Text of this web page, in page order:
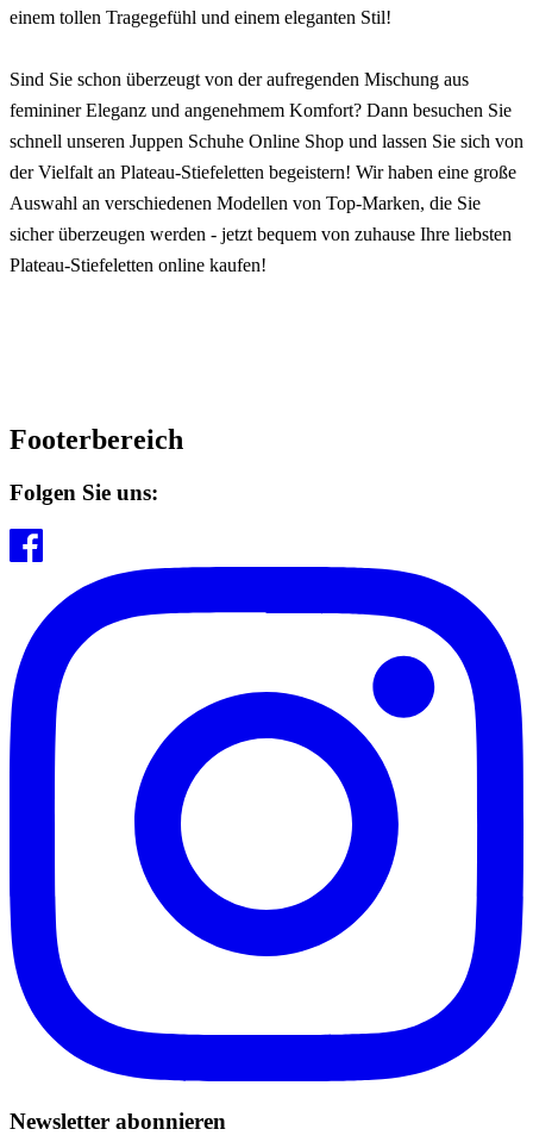
einem tollen Tragegefühl und einem eleganten Stil!
Sind Sie schon überzeugt von der aufregenden Mischung aus
femininer Eleganz und angenehmem Komfort? Dann besuchen Sie
schnell unseren Juppen Schuhe Online Shop und lassen Sie sich von
der Vielfalt an Plateau-Stiefeletten begeistern! Wir haben eine große
Auswahl an verschiedenen Modellen von Top-Marken, die Sie
sicher überzeugen werden - jetzt bequem von zuhause Ihre liebsten
Plateau-Stiefeletten online kaufen!
Footerbereich
Folgen Sie uns:
Newsletter abonnieren